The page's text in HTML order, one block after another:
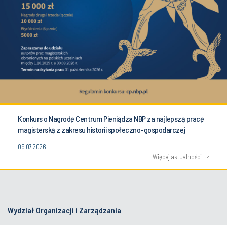
Konkurs o Nagrodę Centrum Pieniądza NBP za najlepszą pracę
magisterską z zakresu historii społeczno-gospodarczej
09.07.2026
Więcej aktualności
Wydział Organizacji i Zarządzania